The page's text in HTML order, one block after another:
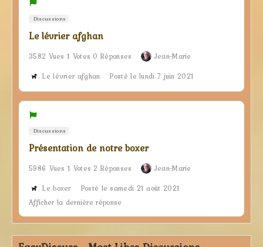
Discussions
Le lévrier afghan
3582 Vues 1 Votes 0 Réponses
Jean-Marie
Le lévrier afghan
Posté le lundi 7 juin 2021
Discussions
Présentation de notre boxer
5986 Vues 1 Votes 2 Réponses
Jean-Marie
Le boxer
Posté le samedi 21 août 2021
Afficher la dernière réponse